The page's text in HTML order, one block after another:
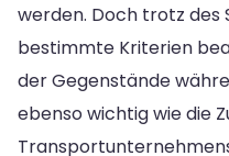
werden. Doch trotz des
bestimmte Kriterien
der Gegenstände
ebenso wichtig wie die